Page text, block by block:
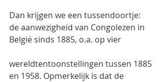
Dan krijgen we een tussendoortje:
de aanwezigheid van Congolezen in
België sinds 1885, o.a. op vier
wereldtentoonstellingen tussen 1885
en 1958. Opmerkelijk is dat de